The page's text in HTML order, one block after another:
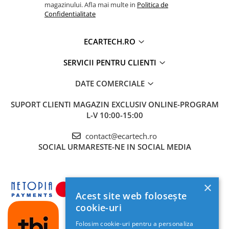
Aparate de lipit si capsat
Dezumidificatoare
Casti Wireless
Boxe portabile
Pick-Up
Amplificatoare auto
DA
GOOGLE MAPS, WAZE, ETC
DA (PRELUARE COMENZI VOLAN, UNDE
DA SUPORTA
CAMERA
DA SUPORTA
DA SUPORTA
MANUAL
DA
PACHET
NAVIGATIE
CABLU ALIMENTARE, CANBUS (UNDE
MARSARIER, RCA SUBWOOFER
ANTENA GPS, ADAPTOR ANTENA
magazinului. Afla mai multe in Politica de
Confidentialitate
ECARTECH.RO
SERVICII PENTRU CLIENTI
DATE COMERCIALE
SUPORT CLIENTI MAGAZIN EXCLUSIV ONLINE-PROGRAM
L-V 10:00-15:00
contact@ecartech.ro
SOCIAL URMARESTE-NE IN SOCIAL MEDIA
×
Acest site web folosește
cookie-uri
Folosim cookie-uri pentru a personaliza